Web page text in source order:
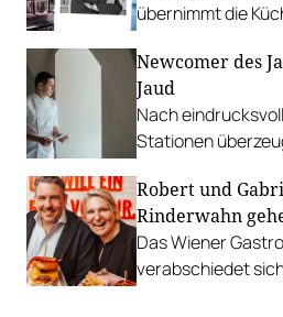
übernimmt die
Newcomer des
Jaud
Nach
Stationen
Robert und
Rinderwahn
Das Wiener
verabschiedet